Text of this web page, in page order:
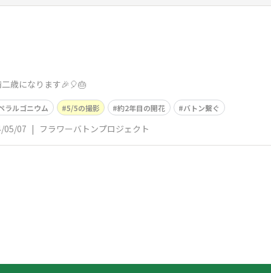
歳になります🎉🎈🎂
ラルゴニウム 5/5の撮影 約2年目の開花 バトン繫ぐ
05/07 | フラワーバトンプロジェクト